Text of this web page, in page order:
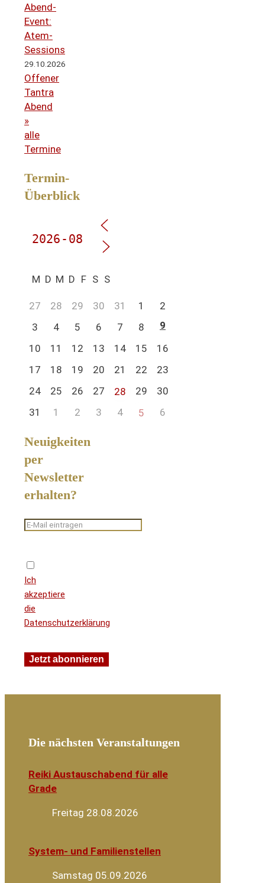
Abend-
Event:
Atem-
Sessions
29.10.2026
Offener
Tantra
Abend
»
alle
Termine
Termin-
Überblick
M D M D F S S
27 28 29 30 31 1
2
3
4 5 6 7 8
9
10
11 12 13 14 15
16
17
18 19 20 21 22
23
24
25 26 27 28 29
30
31
1 2 3 4 5 6
Neuigkeiten
per
Newsletter
erhalten?
Ich
akzeptiere
die
Datenschutzerklärung
Die nächsten Veranstaltungen
Reiki Austauschabend für alle
Grade
Freitag 28.08.2026
System- und Familienstellen
Samstag 05.09.2026